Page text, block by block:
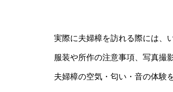
実際に夫婦樟を訪れる際には、
服装や所作の注意事項、写真撮
夫婦樟の空気・匂い・音の体験